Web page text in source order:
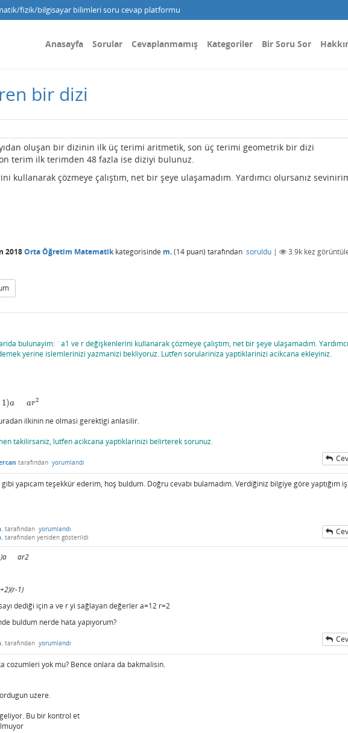
fizik/bilgisayar bilimleri soru cevap platformu
Anasayfa Sorular Cevaplanmamış Kategoriler Bir Soru Sor
bir dizi
oluşan bir dizinin ilk üç terimi aritmetik, son üç terimi geometrik bir dizi
terim ilk terimden 48 fazla ise diziyi bulunuz.
kullanarak çözmeye çalıştım, net bir şeye ulaşamadım. Yardımcı olursanız
2018Orta Öğretim Matematikkategorisinde m.(14 puan) tarafından soruldu | 3.9k kez
bulunayim: `a1 ve r değişkenlerini kullanarak çözmeye çalıştım, net bir şeye ulaşamadım. Yardımcı
yerine islemlerinizi yazmanizi bekliyoruz. Lutfen sorulariniza yaptiklarinizi acikcana ekleyiniz.
1)a ar2
ar
ilkinin ne olmasi gerektigi anlasilir.
takilirsaniz, lutfen acikcana yaptiklarinizi belirterek sorunuz.
tarafından yorumlandı
yapıcam teşekkür ederim, hoş buldum. Doğru cevabı bulamadım. Verdiğiniz bilgiye göre yaptığım
tarafından yorumlandı
tarafından yeniden gösterildi
ar2
1)
dediği için a ve r yi sağlayan değerler a=12 r=2
buldum nerde hata yapıyorum?
tarafından yorumlandı
cozumleri yok mu? Bence onlara da bakmalisin.
uzere.
Bu bir kontrol et